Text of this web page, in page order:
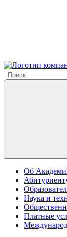
Об
Наука и
Платные